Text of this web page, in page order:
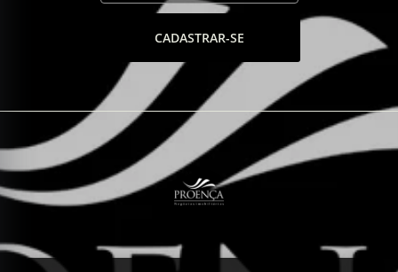
CADASTRAR-SE